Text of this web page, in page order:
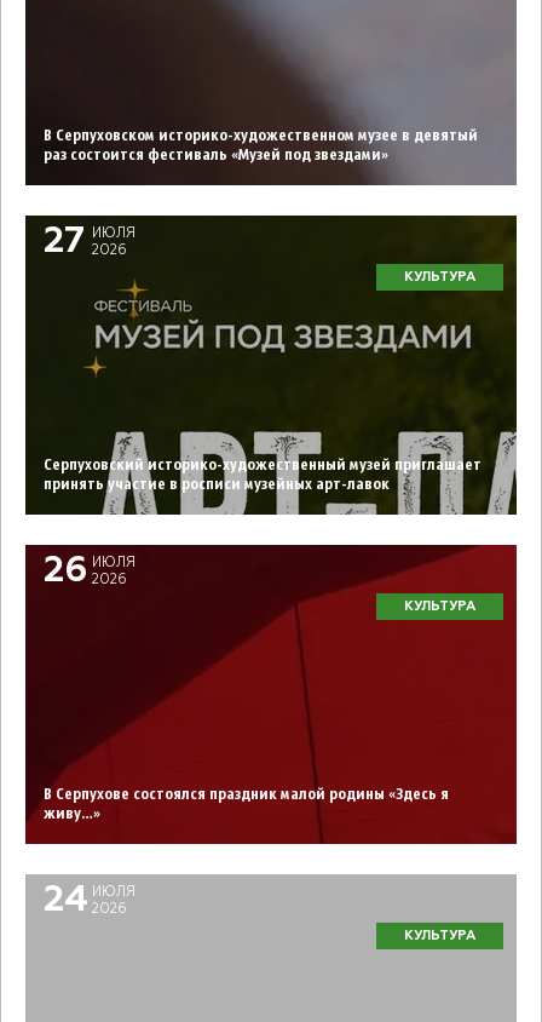
В Серпуховском историко-художественном музее в девятый
раз состоится фестиваль «Музей под звездами»
27
ИЮЛЯ
2026
КУЛЬТУРА
Серпуховский историко-художественный музей приглашает
принять участие в росписи музейных арт-лавок
26
ИЮЛЯ
2026
КУЛЬТУРА
В Серпухове состоялся праздник малой родины «Здесь я
живу…»
24 ИЮЛЯ
2026
КУЛЬТУРА